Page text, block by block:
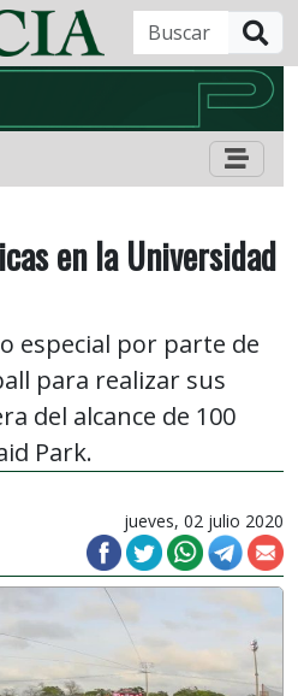
en la Universidad
especial por parte de
para realizar sus
del alcance de 100
Park.
jueves, 02 julio 2020